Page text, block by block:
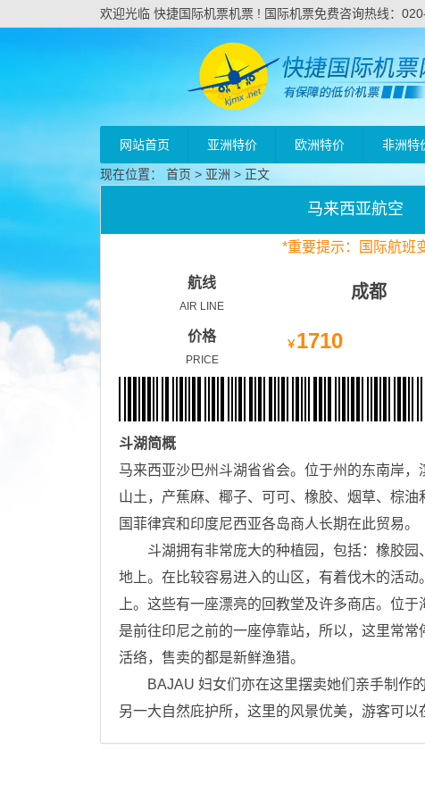
欢迎光临 快捷国际机票机票 ! 国际机票免费咨询热线：
网站首页 亚洲特价 欧洲特价 非洲特
现在位置： 首页 > 亚洲 > 正文
马来西亚航空
*重要提示：国际航班
航线
AIR LINE
成都
价格
PRICE
￥ 1710
斗湖简概
马来西亚沙巴州斗湖省省会。位于州的东南岸
山土，产蕉麻、椰子、可可、橡胶、烟草、棕
国菲律宾和印度尼西亚各岛商人长期在此贸易。
斗湖拥有非常庞大的种植园，包括：橡胶园
地上。在比较容易进入的山区，有着伐木的活
上。这些有一座漂亮的回教堂及许多商店。位
是前往印尼之前的一座停靠站，所以，这里常
活络，售卖的都是新鲜渔猎。
BAJAU 妇女们亦在这里摆卖她们亲手制作的
另一大自然庇护所，这里的风景优美，游客可以